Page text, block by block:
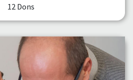
12 Dons